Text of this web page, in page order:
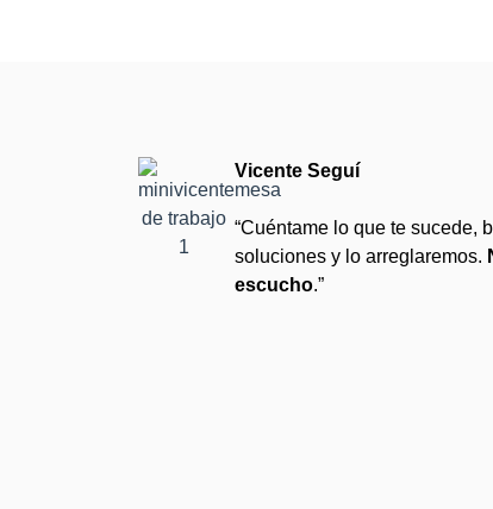
Vicente Seguí
“Cuéntame lo que te sucede,
soluciones y lo arreglaremos.
escucho.”